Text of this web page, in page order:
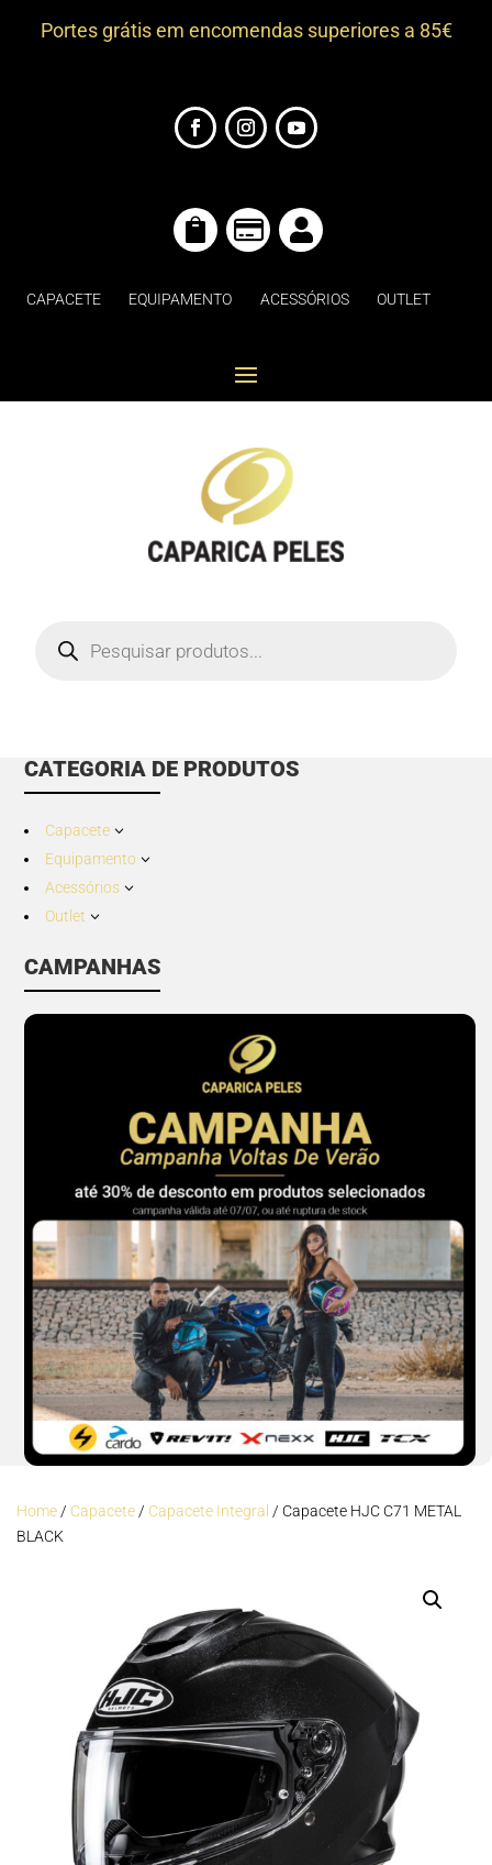
Portes grátis em encomendas superiores a 85€
  
CAPACETE EQUIPAMENTO ACESSÓRIOS OUTLET
search
CATEGORIA DE PRODUTOS
Capacete 3
Equipamento 3
Acessórios 3
Outlet 3
CAMPANHAS
Home/ Capacete/ Capacete Integral / Capacete HJC C71 METAL
BLACK